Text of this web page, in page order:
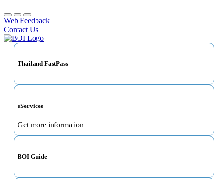
Web Feedback
Contact Us
Thailand FastPass
eServices
Get more information
BOI Guide